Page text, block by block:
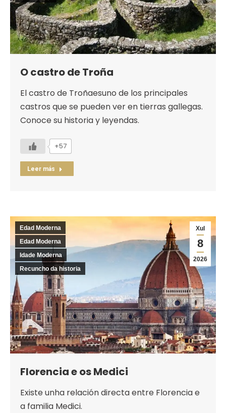
O castro de Troña
El castro de Troñaesuno de los principales
castros que se pueden ver en tierras gallegas.
Conoce su historia y leyendas.
+57
Leer más
Xul
8
2026
Edad Moderna
Edad Moderna
Idade Moderna
Recuncho da historia
Florencia e os Medici
Existe unha relación directa entre Florencia e
a familia Medici.